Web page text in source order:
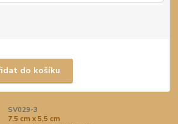
do košíku
SV029-3
7,5 cm x 5,5 cm